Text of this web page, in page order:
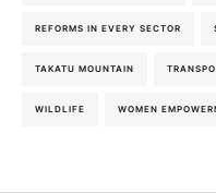
REFORMS IN EVERY SECTOR
TAKATU MOUNTAIN
WILDLIFE WOMEN